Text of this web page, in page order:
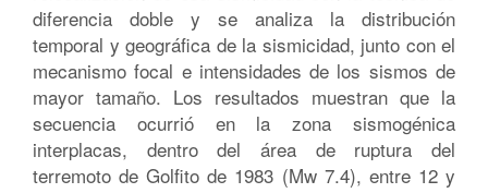
diferencia doble y se analiza la distribución
temporal y geográfica de la sismicidad, junto con el
mecanismo focal e intensidades de los sismos de
mayor tamaño. Los resultados muestran que la
secuencia ocurrió en la zona sismogénica
interplacas, dentro del área de ruptura del
terremoto de Golfito de 1983 (Mw 7.4), entre 12 y